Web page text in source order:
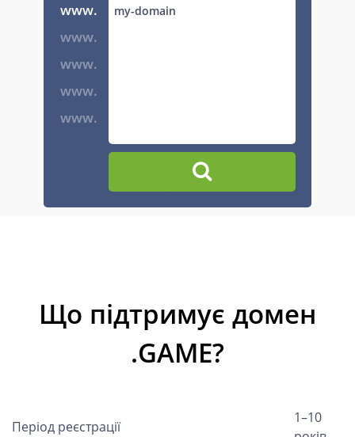
www.
www.
www.
www.
www.
Що підтримує домен
.GAME?
Період реєстрації
1–10